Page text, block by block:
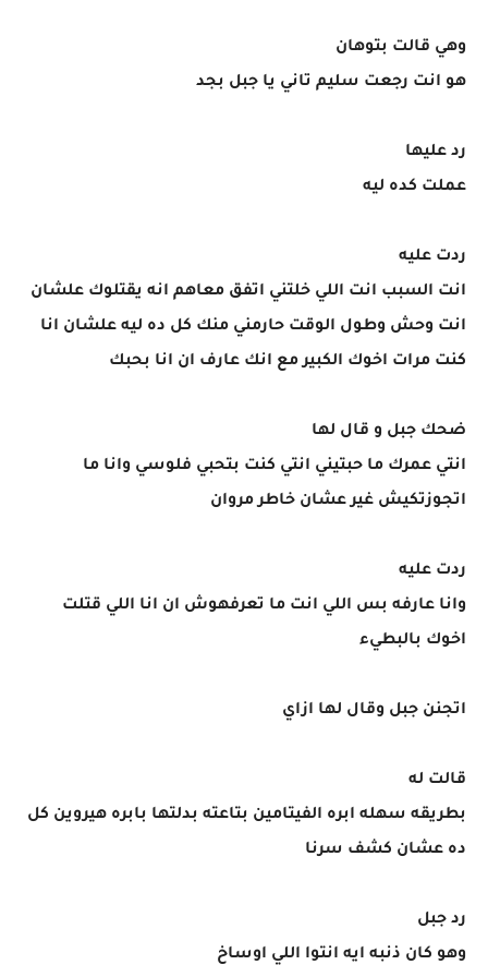
وهي قالت بتوهان
هو انت رجعت سليم تاني يا جبل بجد
رد عليها
عملت كده ليه
ردت عليه
انت السبب انت اللي خلتني اتفق معاهم انه يقتلوك علشان
انت وحش وطول الوقت حارمني منك كل ده ليه علشان انا
كنت مرات اخوك الكبير مع انك عارف ان انا بحبك
ضحك جبل و قال لها
انتي عمرك ما حبتيني انتي كنت بتحبي فلوسي وانا ما
اتجوزتكيش غير عشان خاطر مروان
ردت عليه
وانا عارفه بس اللي انت ما تعرفهوش ان انا اللي قتلت
اخوك بالبطيء
اتجنن جبل وقال لها ازاي
قالت له
بطريقه سهله ابره الفيتامين بتاعته بدلتها بابره هيروين كل
ده عشان كشف سرنا
رد جبل
وهو كان ذنبه ايه انتوا اللي اوساخ